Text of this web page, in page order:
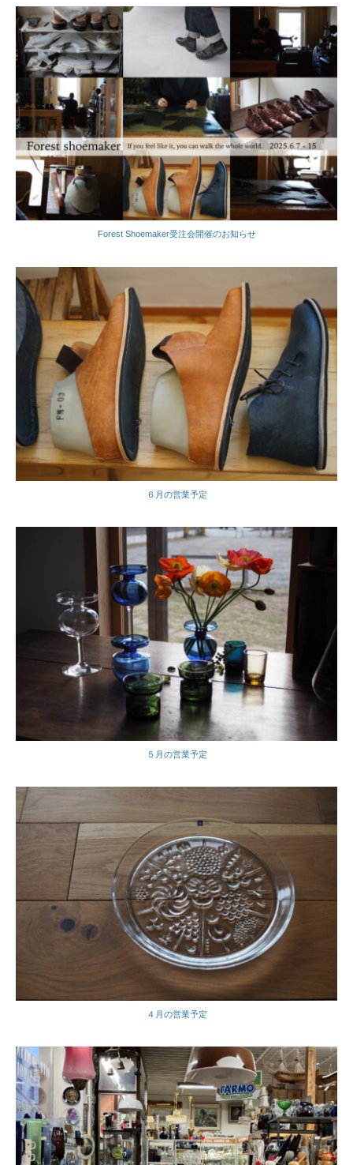
Forest Shoemaker受注会開催のお知らせ
６月の営業予定
５月の営業予定
４月の営業予定